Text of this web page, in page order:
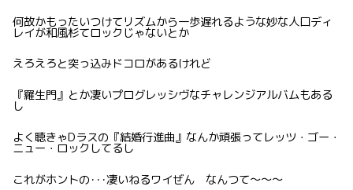
何故かもったいつけてリズムから一歩遅れるような妙な人口ディ
レイが和風杉てロックじゃないとか
えろえろと突っ込みドコロがあるけれど
『羅生門』とか凄いプログレッシヴなチャレンジアルバムもある
し
よく聴きゃDラスの『結婚行進曲』なんか頑張ってレッツ・ゴー・
ニュー・ロックしてるし
これがホントの･･･凄いねるワイぜん なんつて〜〜〜